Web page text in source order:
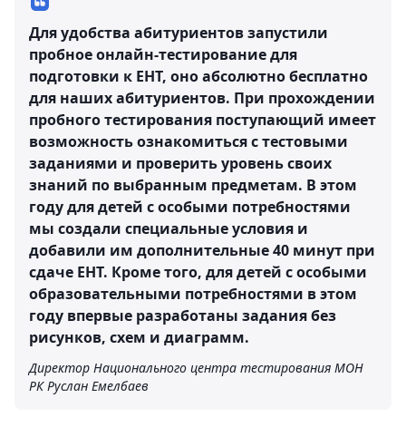
Для удобства абитуриентов запустили
пробное онлайн-тестирование для
подготовки к ЕНТ, оно абсолютно бесплатно
для наших абитуриентов. При прохождении
пробного тестирования поступающий имеет
возможность ознакомиться с тестовыми
заданиями и проверить уровень своих
знаний по выбранным предметам. В этом
году для детей с особыми потребностями
мы создали специальные условия и
добавили им дополнительные 40 минут при
сдаче ЕНТ. Кроме того, для детей с особыми
образовательными потребностями в этом
году впервые разработаны задания без
рисунков, схем и диаграмм.
Директор Национального центра тестирования МОН
РК Руслан Емелбаев